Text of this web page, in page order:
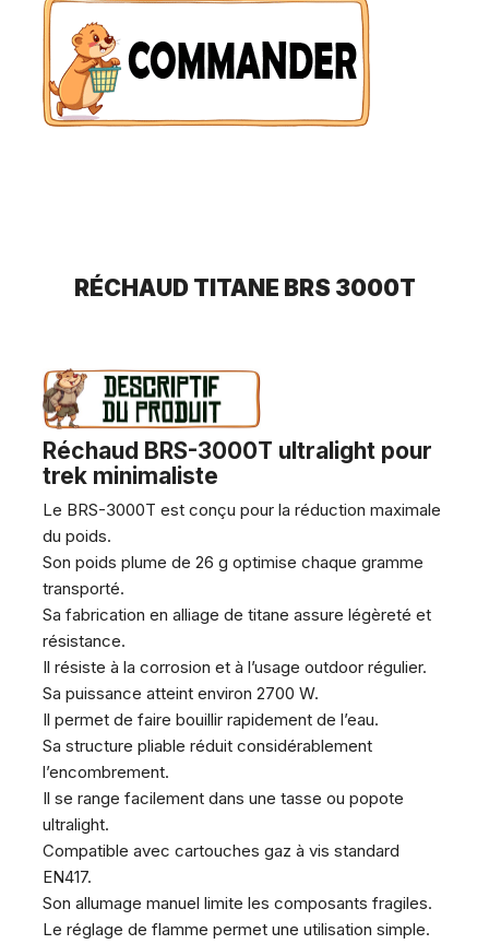
RÉCHAUD TITANE BRS 3000T
Réchaud BRS-3000T ultralight pour
trek minimaliste
Le BRS-3000T est conçu pour la réduction maximale
du poids.
Son poids plume de 26 g optimise chaque gramme
transporté.
Sa fabrication en alliage de titane assure légèreté et
résistance.
Il résiste à la corrosion et à l’usage outdoor régulier.
Sa puissance atteint environ 2700 W.
Il permet de faire bouillir rapidement de l’eau.
Sa structure pliable réduit considérablement
l’encombrement.
Il se range facilement dans une tasse ou popote
ultralight.
Compatible avec cartouches gaz à vis standard
EN417.
Son allumage manuel limite les composants fragiles.
Le réglage de flamme permet une utilisation simple.